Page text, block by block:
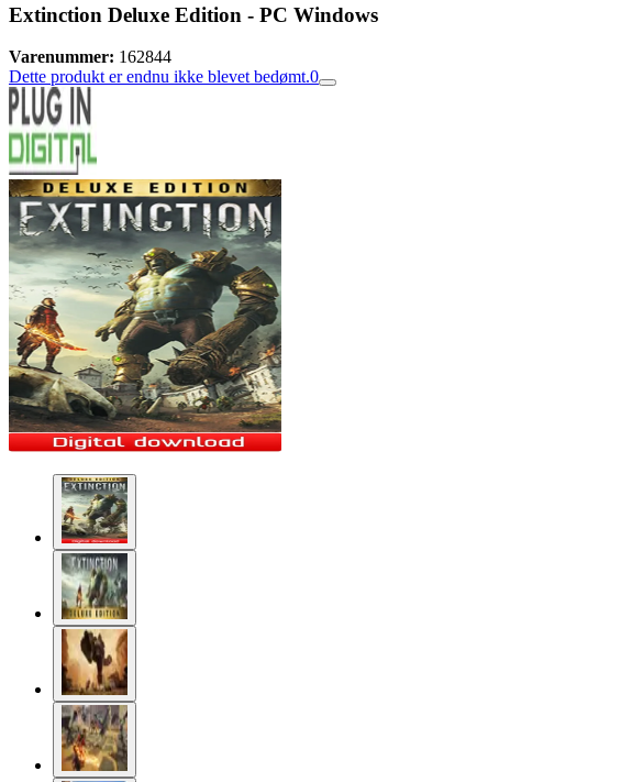
Extinction Deluxe Edition - PC Windows
Varenummer: 162844
Dette produkt er endnu ikke blevet bedømt.0